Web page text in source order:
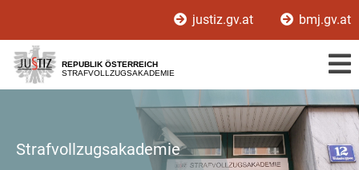
[1]
[2]
[3]
justiz.gv.at bmj.gv.at
REPUBLIK ÖSTERREICH
STRAFVOLLZUGSAKADEMIE
Strafvollzugsakademie